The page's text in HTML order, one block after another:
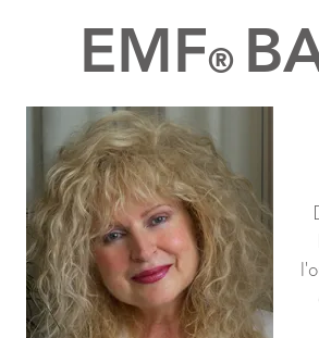
EMF®